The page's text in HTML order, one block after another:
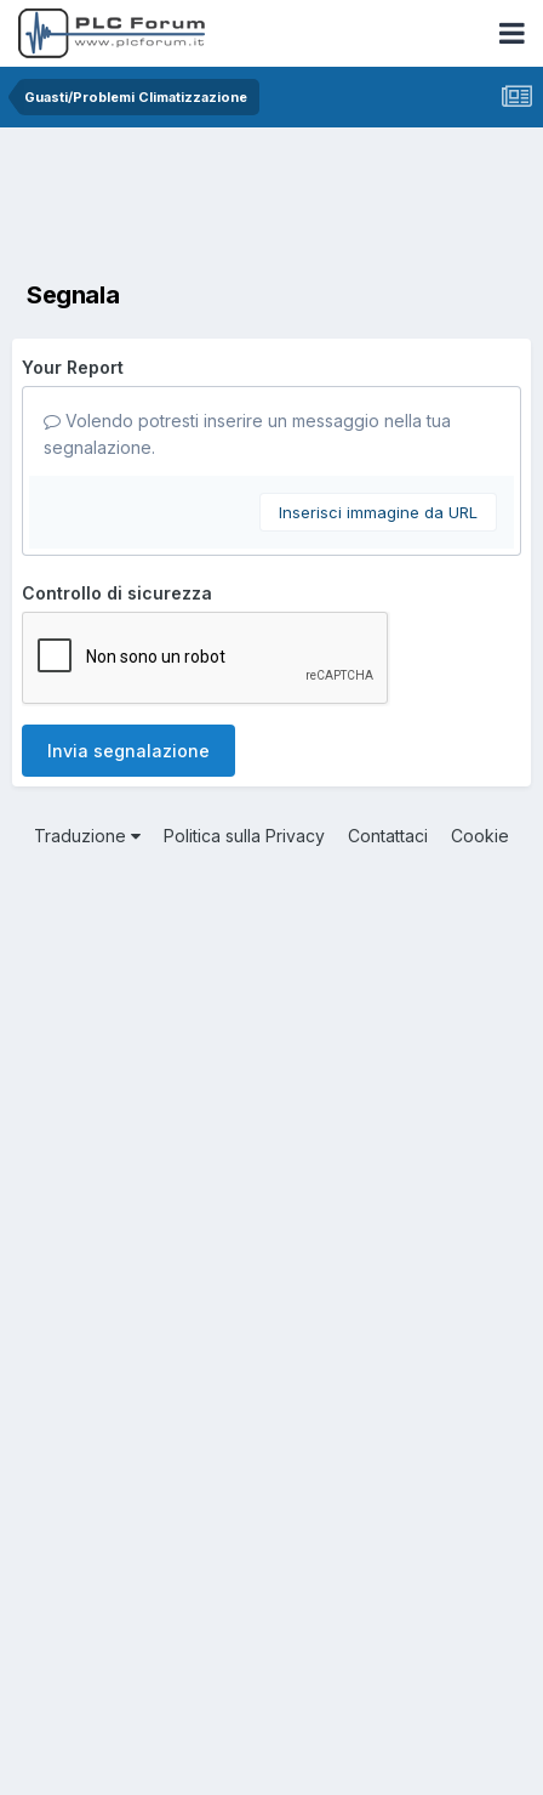
Guasti/Problemi Climatizzazione
Segnala
Your Report
Volendo potresti inserire un messaggio nella tua
segnalazione.
Inserisci immagine da URL
Controllo di sicurezza
Invia segnalazione
Traduzione Politica sulla Privacy Contattaci Cookie